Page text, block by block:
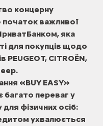
концерну
важливої
яка
для покупців щодо
PEUGEOT, CITROËN,
«BUY EASY»
багато переваг у
фізичних осіб:
ухвалюється